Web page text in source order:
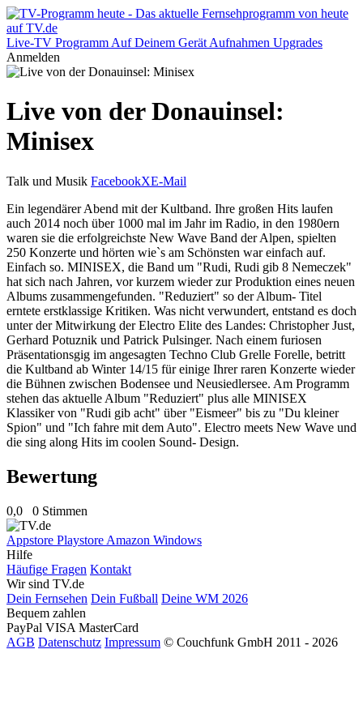
Live-TV Programm Auf Deinem Gerät Aufnahmen Upgrades
Anmelden
Live von der Donauinsel:
Minisex
Talk und Musik FacebookXE-Mail
Ein legendärer Abend mit der Kultband. Ihre großen Hits laufen
auch 2014 noch über 1000 mal im Jahr im Radio, in den 1980ern
waren sie die erfolgreichste New Wave Band der Alpen, spielten
250 Konzerte und hörten wie`s am Schönsten war einfach auf.
Einfach so. MINISEX, die Band um "Rudi, Rudi gib 8 Nemeczek"
hat sich nach Jahren, vor kurzem wieder zur Produktion eines neuen
Albums zusammengefunden. "Reduziert" so der Album- Titel
erntete erstklassige Kritiken. Was nicht verwundert, entstand es doch
unter der Mitwirkung der Electro Elite des Landes: Christopher Just,
Gerhard Potuznik und Patrick Pulsinger. Nach einem furiosen
Präsentationsgig im angesagten Techno Club Grelle Forelle, betritt
die Kultband ab Winter 14/15 für einige Ihrer raren Konzerte wieder
die Bühnen zwischen Bodensee und Neusiedlersee. Am Programm
stehen das aktuelle Album "Reduziert" plus alle MINISEX
Klassiker von "Rudi gib acht" über "Eismeer" bis zu "Du kleiner
Spion" und "Ich fahre mit dem Auto". Electro meets New Wave und
die sing along Hits im coolen Sound- Design.
Bewertung
0,0 0 Stimmen
Appstore Playstore Amazon Windows
Hilfe
Häufige Fragen Kontakt
Wir sind TV.de
Dein Fernsehen Dein Fußball Deine WM 2026
Bequem zahlen
PayPal VISA MasterCard
AGB Datenschutz Impressum © Couchfunk GmbH 2011 - 2026